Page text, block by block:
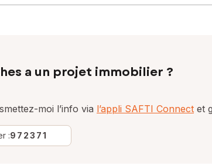
a un projet immobilier ?
moi l’info via l’appli SAFTI Connect et
:972371